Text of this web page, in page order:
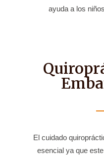
ayuda a los
El cuidado
esencial ya que